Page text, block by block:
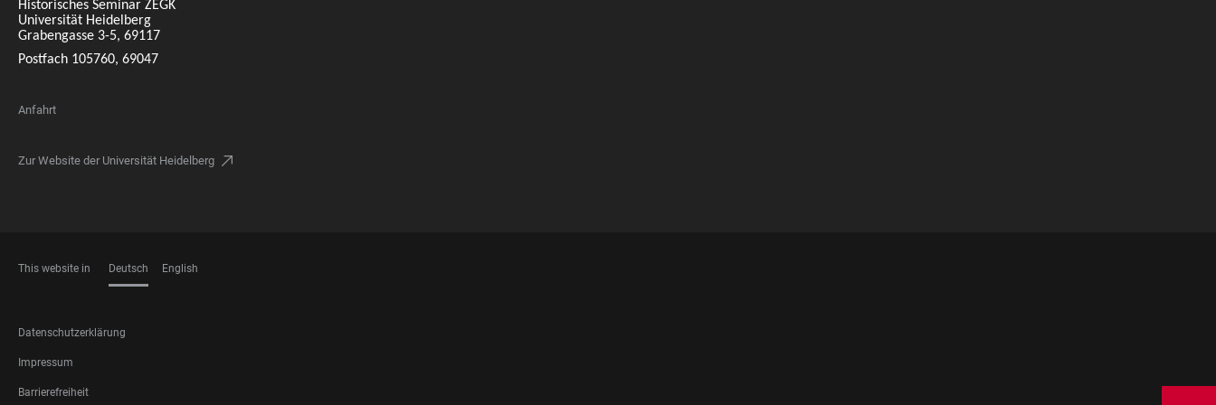
Historisches Seminar ZEGK
Universität Heidelberg
Grabengasse 3-5, 69117
Postfach 105760, 69047
Anfahrt
Zur Website der Universität Heidelberg
This website in Deutsch English
FOOTER
LEGAL
Datenschutzerklärung
Impressum
Barrierefreiheit